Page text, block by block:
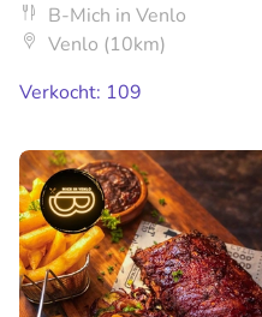
B-Mich in Venlo
Venlo (10km)
Verkocht: 109